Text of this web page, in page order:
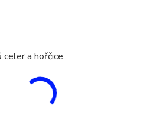
a hořčice.